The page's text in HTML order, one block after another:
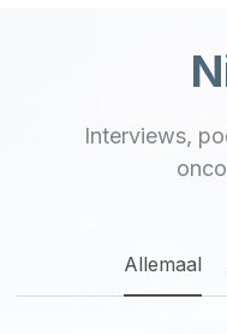
Interviews,
Allemaal